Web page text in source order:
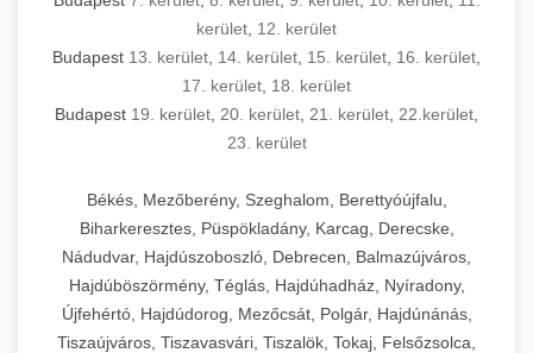
kerület 12. kerület
Budapest 13. kerület 14. kerület 15. kerület 16. kerület
17. kerület 18. kerület
Budapest 19. kerület 20. kerület 21. kerület 22.kerület
23. kerület
Békés, Mezőberény, Szeghalom, Berettyóújfalu,
Biharkeresztes, Püspökladány, Karcag, Derecske,
Nádudvar, Hajdúszoboszló, Debrecen, Balmazújváros,
Hajdúböszörmény, Téglás, Hajdúhadház, Nyíradony,
Újfehértó, Hajdúdorog, Mezőcsát, Polgár, Hajdúnánás,
Tiszaújváros, Tiszavasvári, Tiszalök, Tokaj, Felsőzsolca,